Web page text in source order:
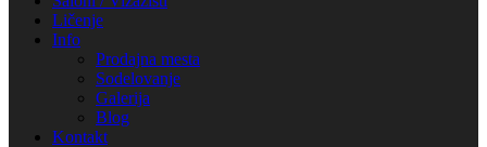
Ličenje
Info
Prodajna mesta
Sodelovanje
Galerija
Blog
Kontakt